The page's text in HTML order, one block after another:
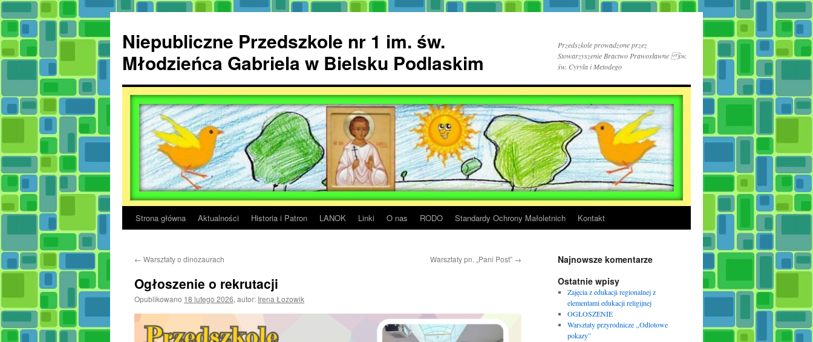
treści
Niepubliczne Przedszkole nr 1 im. św.
Młodzieńca Gabriela w Bielsku Podlaskim
Przedszkole prowadzone przez
Stowarzyszenie Bractwo Prawosławne św.
św. Cyryla i Metodego
Strona główna Aktualności Historia i Patron LANOK Linki O nas RODO Standardy Ochrony Małoletnich Kontakt
← Warsztaty o dinozaurach Warsztaty pn. „Pani Post” →
Ogłoszenie o rekrutacji
Opublikowano 18 lutego 2026, autor: Irena Łozowik
Najnowsze komentarze
Ostatnie wpisy
Zajęcia z edukacji regionalnej z
elementami edukacji religijnej
OGŁOSZENIE
Warsztaty przyrodnicze ,,Odlotowe
pokazy”